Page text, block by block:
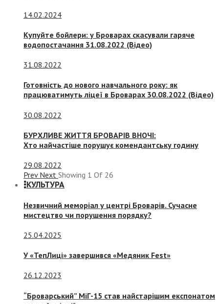
14.02.2024
Купуйте бойлери: у Броварах скасували гаряче
водопостачання 31.08.2022 (Відео)
31.08.2022
Готовність до нового навчального року: як
працюватимуть ліцеї в Броварах 30.08.2022 (Відео)
30.08.2022
БУРХЛИВЕ ЖИТТЯ БРОВАРІВ ВНОЧІ:
Хто найчастіше порушує комендантську годину
29.08.2022
Prev Next Showing 1 Of 26
КУЛЬТУРА
Незвичний меморіал у центрі Броварів. Сучасне
мистецтво чи порушення порядку?
25.04.2025
У «ТепЛиці» завершився «Медяник Fest»
26.12.2023
“Броварський” МіГ-15 став найстарішим експонатом